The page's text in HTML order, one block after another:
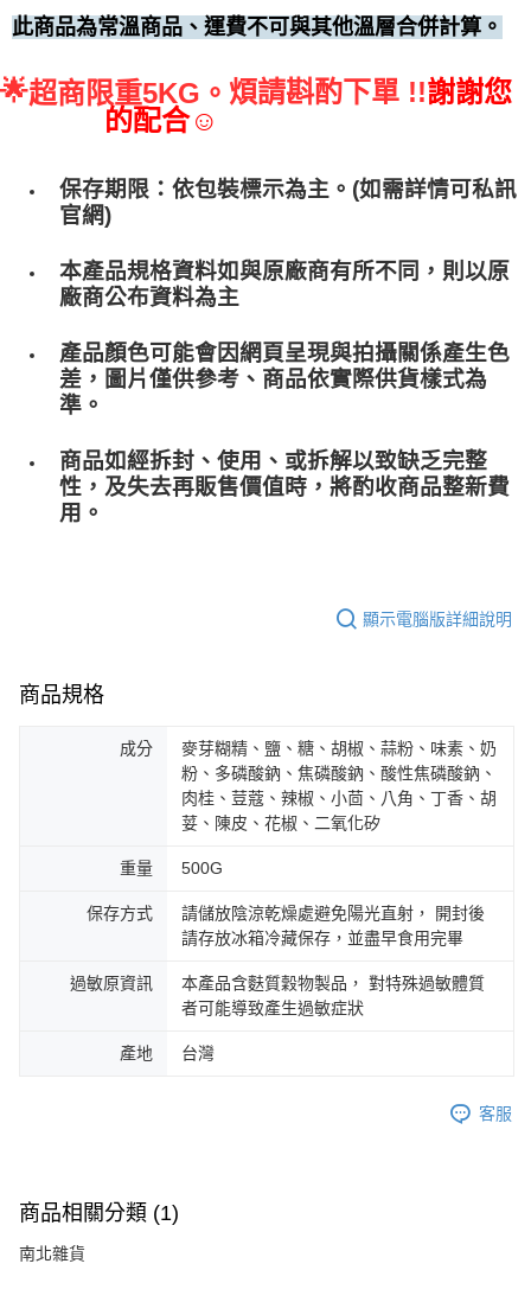
此商品為常溫商品、運費不可與其他溫層合併計算。
🌟超商限重5KG。 煩請斟酌下單 !!謝謝您
的配合☺
保存期限：依包裝標示為主。(如需詳情可私訊
官網)
本產品規格資料如與原廠商有所不同，則以原
廠商公布資料為主
產品顏色可能會因網頁呈現與拍攝關係產生色
差，圖片僅供參考、商品依實際供貨樣式為
準。
商品如經拆封、使用、或拆解以致缺乏完整
性，及失去再販售價值時，將酌收商品整﻿新費
用。
顯示電腦版詳細說明
商品規格
成分
麥芽糊精、鹽、糖、胡椒、蒜粉、味素、奶
粉、多磷酸鈉、焦磷酸鈉、酸性焦磷酸鈉、
肉桂、荳蔻、辣椒、小茴、八角、丁香、胡
荽、陳皮、花椒、二氧化矽
重量 500G
保存方式
請儲放陰涼乾燥處避免陽光直射， 開封後
請存放冰箱冷藏保存，並盡早食用完畢
過敏原資訊
本產品含麩質穀物製品， 對特殊過敏體質
者可能導致產生過敏症狀
產地 台灣
客服
商品相關分類 (1)
南北雜貨